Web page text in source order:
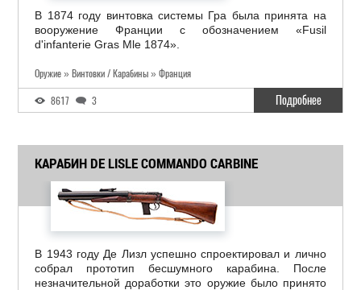
В 1874 году винтовка системы Гра была принята на
вооружение Франции с обозначением «Fusil
d'infanterie Gras Mle 1874».
Оружие » Винтовки / Карабины » Франция
8617 3 Подробнее
КАРАБИН DE LISLE COMMANDO CARBINE
В 1943 году Де Лизл успешно спроектировал и лично
собрал прототип бесшумного карабина. После
незначительной доработки это оружие было принято